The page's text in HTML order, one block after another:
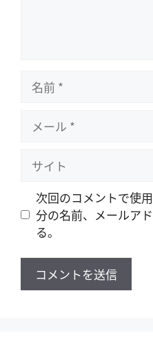
次回のコメントで使
分の名前、メールア
る。